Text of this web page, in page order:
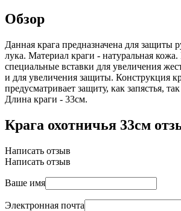
Обзор
Данная крага предназначена для защиты
лука. Материал краги - натуральная
специальные вставки для увеличения
и для увеличения защиты. Конструкция
предусматривает защиту, как запястья,
Длина краги - 33см.
Крага охотничья 33см
Написать отзыв
Написать отзыв
Ваше имя
Электронная почта